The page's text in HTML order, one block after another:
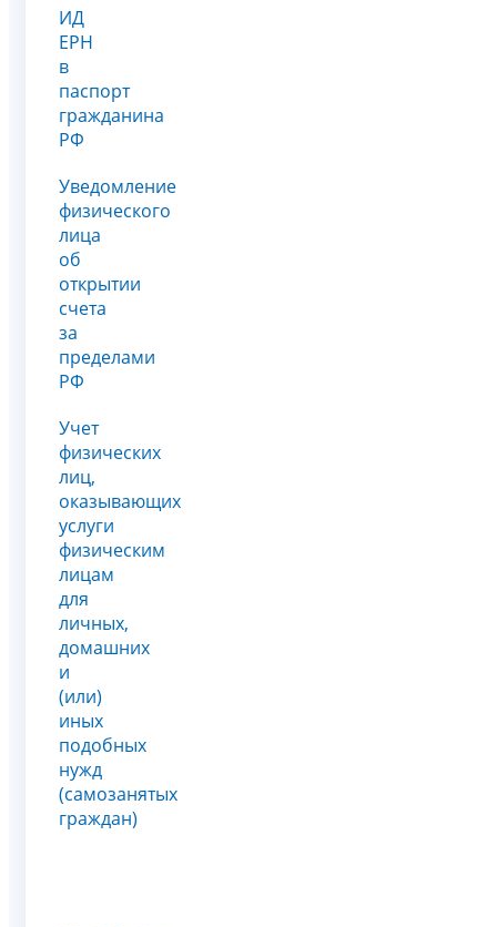
ИД
ЕРН
в
паспорт
гражданина
РФ
Уведомление
физического
лица
об
открытии
счета
за
пределами
РФ
Учет
физических
лиц,
оказывающих
услуги
физическим
лицам
для
личных,
домашних
и
(или)
иных
подобных
нужд
(самозанятых
граждан)